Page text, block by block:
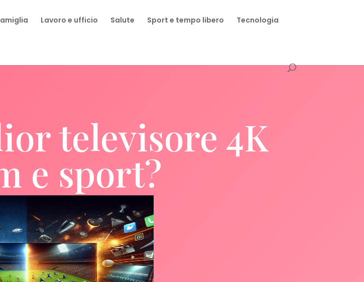
Lavoro e ufficio Salute Sport e tempo libero Tecnologia
televisore 4K
e sport?